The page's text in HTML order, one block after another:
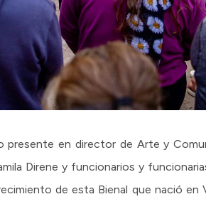
presente en director de Arte y
Direne y funcionarios y
de esta Bienal que nació